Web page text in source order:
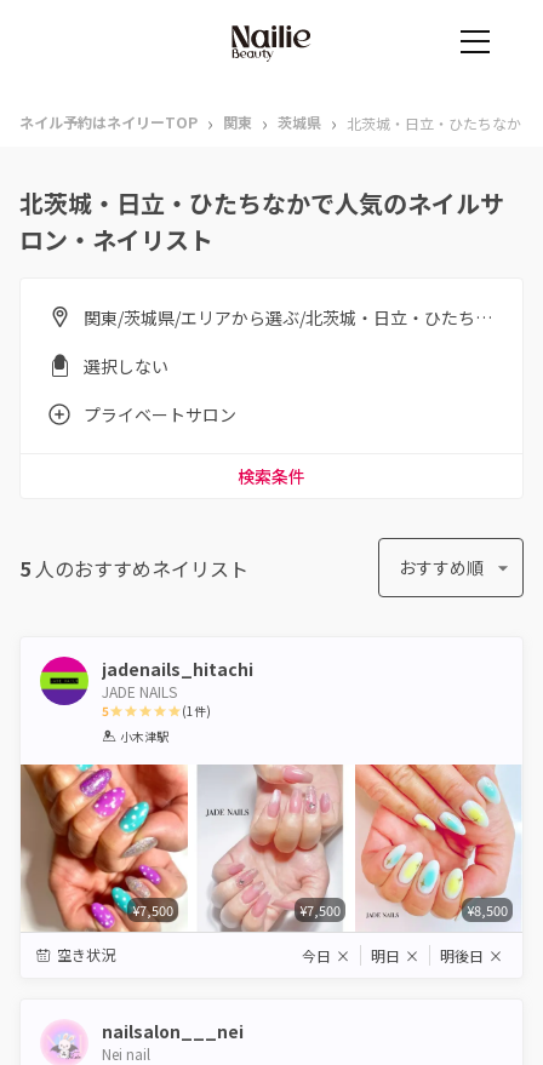
ネイル予約はネイリーTOP › 関東 › 茨城県 › 北茨城・日立・ひたちなか
北茨城・日立・ひたちなかで人気のネイルサ
ロン・ネイリスト
関東/茨城県/エリアから選ぶ/北茨城・日立・ひたちなか
選択しない
プライベートサロン
検索条件
5 人のおすすめネイリスト おすすめ順
jadenails_hitachi
JADE NAILS
5
1 2 3 4 5
(1件)
小木津駅
¥7,500 ¥7,500 ¥8,500
空き状況 今日 × 明日 × 明後日 ×
nailsalon___nei
Nei nail